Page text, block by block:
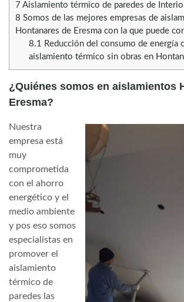
7 Aislamiento térmico de paredes de
8 Somos de las mejores empresas de
Hontanares de Eresma con la que puede
8.1 Reducción del consumo de energía
aislamiento térmico sin obras en
¿Quiénes somos en aislamientos
Eresma?
Nuestra
empresa está
muy
comprometida
con el ahorro
energético y el
medio ambiente
y pos eso somos
especialistas en
promover el
aislamiento
térmico de
paredes las